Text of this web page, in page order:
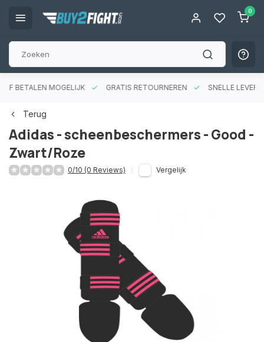
0
BETALEN MOGELIJK GRATIS RETOURNEREN SNELLE
Terug
Adidas - scheenbeschermers - Good -
Zwart/Roze
0/10 (0 Reviews) Vergelijk